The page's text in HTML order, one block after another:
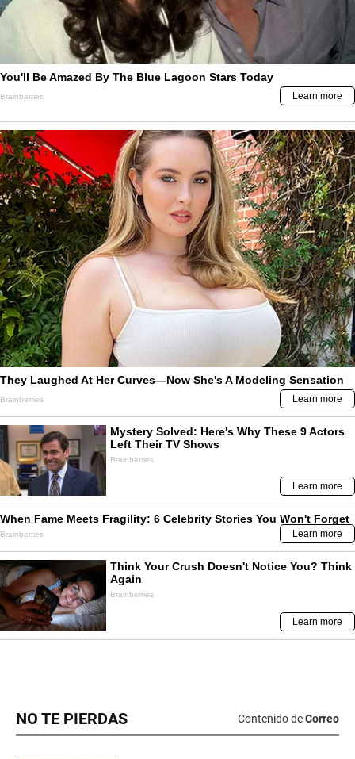
NO TE PIERDAS Contenido deCorreo